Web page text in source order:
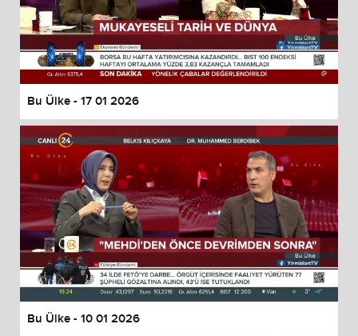
Bu Ülke - 17 01 2026
Bu Ülke - 10 01 2026